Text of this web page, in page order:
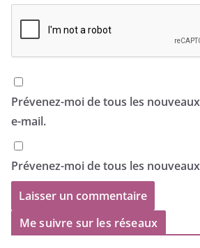
Prévenez-moi de tous les
e-mail.
Prévenez-moi de tous les
Me suivre sur les réseaux